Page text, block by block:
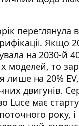
переглянула
Якщо
на 2030-й
моделей, то
лише на 20%
двигунів.
Luce має
року,